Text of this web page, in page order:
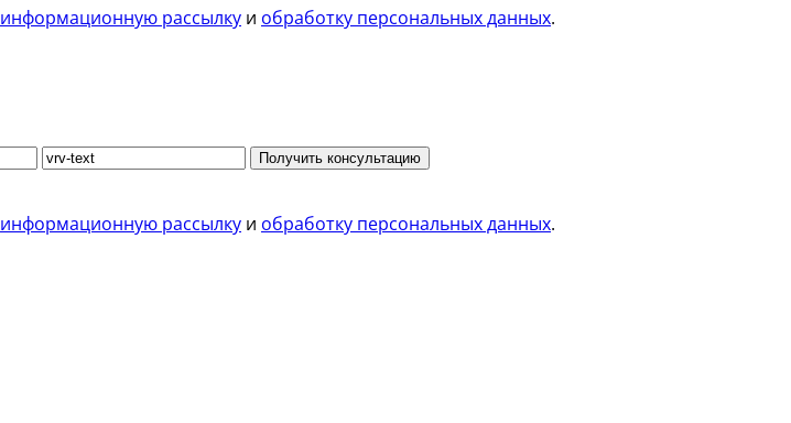
информационную рассылку и обработку персональных данных.
Получить консультацию
информационную рассылку и обработку персональных данных.